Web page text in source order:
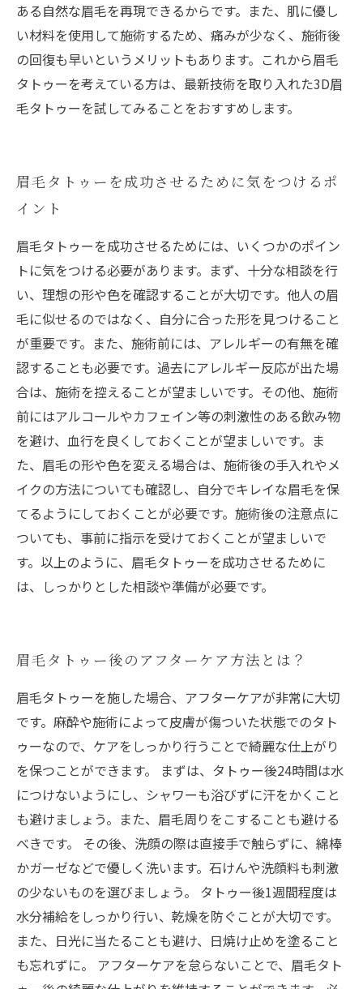
ある自然な眉毛を再現できるからです。また、肌に優し
い材料を使用して施術するため、痛みが少なく、施術後
の回復も早いというメリットもあります。これから眉毛
タトゥーを考えている方は、最新技術を取り入れた3D眉
毛タトゥーを試してみることをおすすめします。
眉毛タトゥーを成功させるために気をつけるポ
イント
眉毛タトゥーを成功させるためには、いくつかのポイン
トに気をつける必要があります。まず、十分な相談を行
い、理想の形や色を確認することが大切です。他人の眉
毛に似せるのではなく、自分に合った形を見つけること
が重要です。また、施術前には、アレルギーの有無を確
認することも必要です。過去にアレルギー反応が出た場
合は、施術を控えることが望ましいです。その他、施術
前にはアルコールやカフェイン等の刺激性のある飲み物
を避け、血行を良くしておくことが望ましいです。ま
た、眉毛の形や色を変える場合は、施術後の手入れやメ
イクの方法についても確認し、自分でキレイな眉毛を保
てるようにしておくことが必要です。施術後の注意点に
ついても、事前に指示を受けておくことが望ましいで
す。以上のように、眉毛タトゥーを成功させるために
は、しっかりとした相談や準備が必要です。
眉毛タトゥー後のアフターケア方法とは？
眉毛タトゥーを施した場合、アフターケアが非常に大切
です。麻酔や施術によって皮膚が傷ついた状態でのタト
ゥーなので、ケアをしっかり行うことで綺麗な仕上がり
を保つことができます。 まずは、タトゥー後24時間は水
につけないようにし、シャワーも浴びずに汗をかくこと
も避けましょう。また、眉毛周りをこすることも避ける
べきです。 その後、洗顔の際は直接手で触らずに、綿棒
かガーゼなどで優しく洗います。石けんや洗顔料も刺激
の少ないものを選びましょう。 タトゥー後1週間程度は
水分補給をしっかり行い、乾燥を防ぐことが大切です。
また、日光に当たることも避け、日焼け止めを塗ること
も忘れずに。 アフターケアを怠らないことで、眉毛タト